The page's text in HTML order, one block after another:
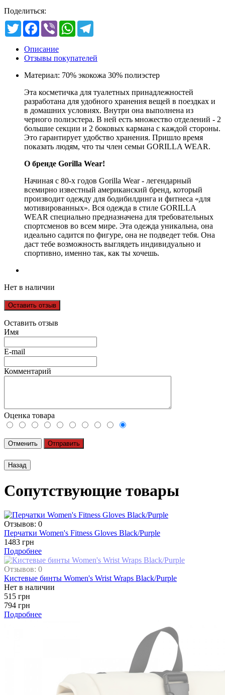
Поделиться:
TwitterFacebook
Viber WhatsApp
Описание
Отзывы покупателей
Материал: 70% экокожа 30% полиэстер
Эта косметичка для туалетных принадлежностей
разработана для удобного хранения вещей в поездках и
в домашних условиях. Внутри она выполнена из
черного полиэстера. В ней есть множество отделений - 2
большие секции и 2 боковых кармана с каждой стороны.
Это гарантирует удобство хранения. Пришло время
показать людям, что ты член семьи GORILLA WEAR.
О бренде Gorilla Wear!
Начиная с 80-х годов Gorilla Wear - легендарный
всемирно известный американский бренд, который
производит одежду для бодибилдинга и фитнеса «для
мотивированных». Вся одежда в стиле GORILLA
WEAR специально предназначена для требовательных
спортсменов во всем мире. Эта одежда уникальна, она
идеально садится по фигуре, она не подведет тебя. Она
даст тебе возможность выглядеть индивидуально и
спортивно, именно так, как ты хочешь.
Нет в наличии
Оставить отзыв
Оставить отзыв
Имя
E-mail
Комментарий
Оценка товара
Отменить Отправить
Сопутствующие товары
Отзывов: 0
Перчатки Women's Fitness Gloves Black/Purple
1483 грн
Подробнее
Отзывов: 0
Кистевые бинты Women's Wrist Wraps Black/Purple
Нет в наличии
515 грн
794 грн
Подробнее